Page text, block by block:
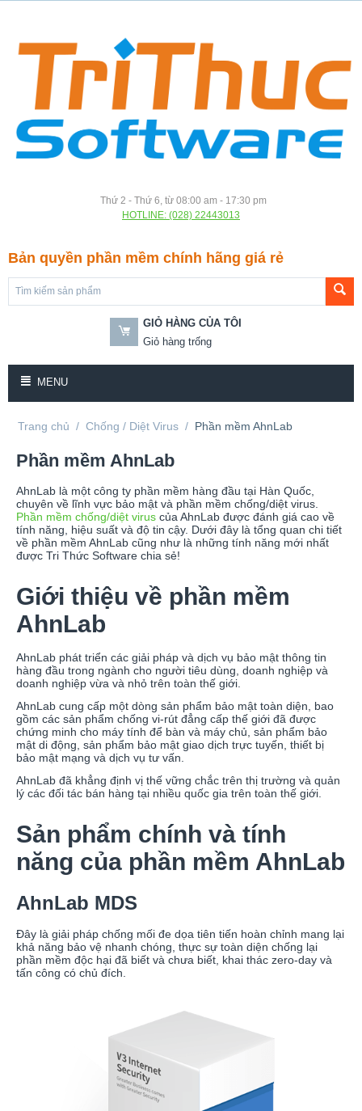
Thứ 2 - Thứ 6, từ 08:00 am - 17:30 pm
HOTLINE: (028) 22443013
Bản quyền phần mềm chính hãng giá rẻ
GIỎ HÀNG CỦA TÔI
Giỏ hàng trống
MENU
Trang chủ / Chống / Diệt Virus / Phần mềm AhnLab
Phần mềm AhnLab
AhnLab là một công ty phần mềm hàng đầu tại Hàn Quốc,
chuyên về lĩnh vực bảo mật và phần mềm chống/diệt virus.
Phần mềm chống/diệt virus của AhnLab được đánh giá cao về
tính năng, hiệu suất và độ tin cậy. Dưới đây là tổng quan chi tiết
về phần mềm AhnLab cũng như là những tính năng mới nhất
được Tri Thức Software chia sẻ!
Giới thiệu về phần mềm
AhnLab
AhnLab phát triển các giải pháp và dịch vụ bảo mật thông tin
hàng đầu trong ngành cho người tiêu dùng, doanh nghiệp và
doanh nghiệp vừa và nhỏ trên toàn thế giới.
AhnLab cung cấp một dòng sản phẩm bảo mật toàn diện, bao
gồm các sản phẩm chống vi-rút đẳng cấp thế giới đã được
chứng minh cho máy tính để bàn và máy chủ, sản phẩm bảo
mật di động, sản phẩm bảo mật giao dịch trực tuyến, thiết bị
bảo mật mạng và dịch vụ tư vấn.
AhnLab đã khẳng định vị thế vững chắc trên thị trường và quản
lý các đối tác bán hàng tại nhiều quốc gia trên toàn thế giới.
Sản phẩm chính và tính
năng của phần mềm AhnLab
AhnLab MDS
Đây là giải pháp chống mối đe dọa tiên tiến hoàn chỉnh mang lại
khả năng bảo vệ nhanh chóng, thực sự toàn diện chống lại
phần mềm độc hại đã biết và chưa biết, khai thác zero-day và
tấn công có chủ đích.